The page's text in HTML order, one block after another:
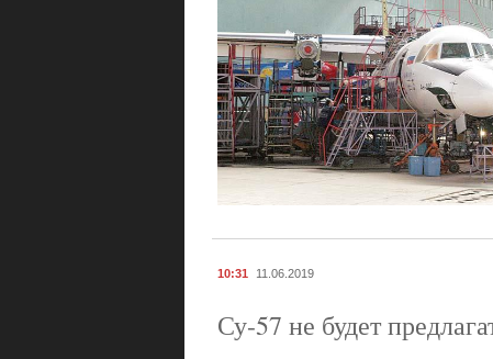
10:31 11.06.2019
Су-57 не будет